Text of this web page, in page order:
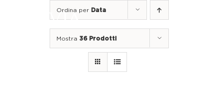
Ordina per Data
Mostra 36 Prodotti